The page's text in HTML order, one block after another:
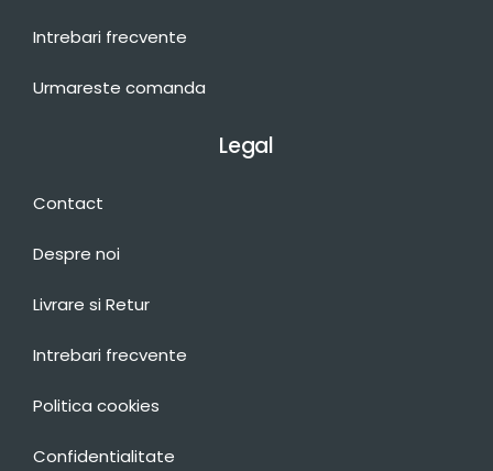
Intrebari frecvente
Urmareste comanda
Legal
Contact
Despre noi
Livrare si Retur
Intrebari frecvente
Politica cookies
Confidentialitate